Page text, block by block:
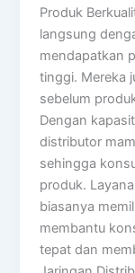
Produk
langsung
mendapatkan
tinggi. Mereka
sebelum
Dengan
distributor
sehingga
produk.
biasanya
membantu
tepat dan